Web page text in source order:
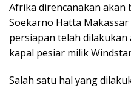
Afrika direncanakan akan
Soekarno Hatta
persiapan telah
kapal pesiar milik
Salah satu hal yang